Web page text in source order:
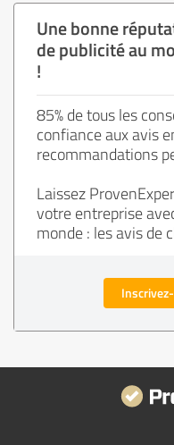
Une bonne
de publicité au
!
85% de tous les
confiance aux avis
recommandations
Laissez
votre entreprise
monde : les avis de